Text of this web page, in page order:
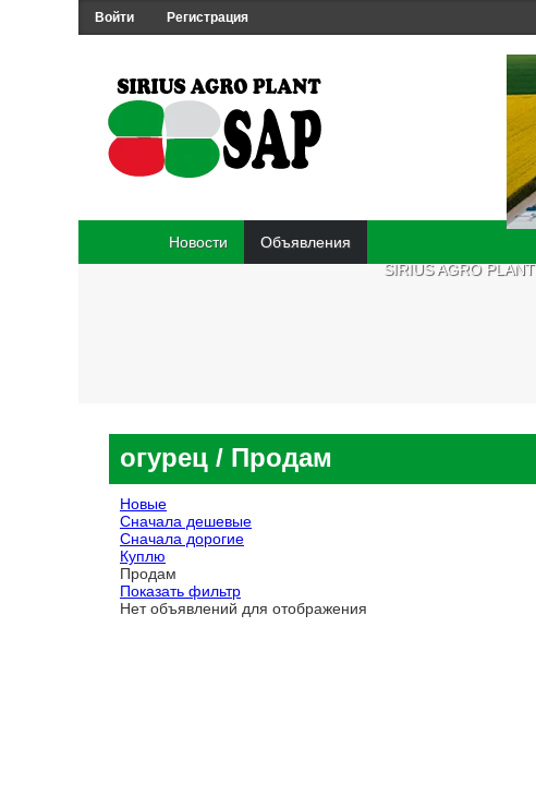
Войти Регистрация
Новости
Объявления
SIRIUS AGRO PLANT
огурец / Продам
Новые
Сначала дешевые
Сначала дорогие
Куплю
Продам
Показать фильтр
Нет объявлений для отображения